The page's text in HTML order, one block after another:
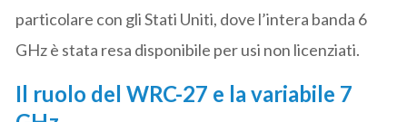
particolare con gli Stati Uniti, dove l’intera banda 6
GHz è stata resa disponibile per usi non licenziati.
Il ruolo del WRC-27 e la variabile 7